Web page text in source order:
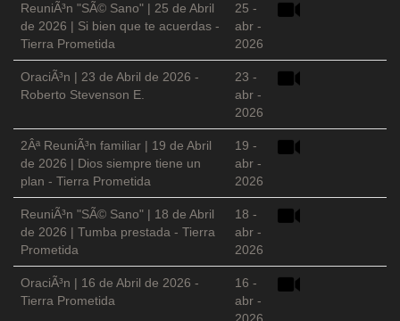
ReuniÃ³n "SÃ© Sano" | 25 de Abril
de 2026 | Si bien que te acuerdas -
Tierra Prometida
25 -
abr -
2026
OraciÃ³n | 23 de Abril de 2026 -
Roberto Stevenson E.
23 -
abr -
2026
2Âª ReuniÃ³n familiar | 19 de Abril
de 2026 | Dios siempre tiene un
plan - Tierra Prometida
19 -
abr -
2026
ReuniÃ³n "SÃ© Sano" | 18 de Abril
de 2026 | Tumba prestada - Tierra
Prometida
18 -
abr -
2026
OraciÃ³n | 16 de Abril de 2026 -
Tierra Prometida
16 -
abr -